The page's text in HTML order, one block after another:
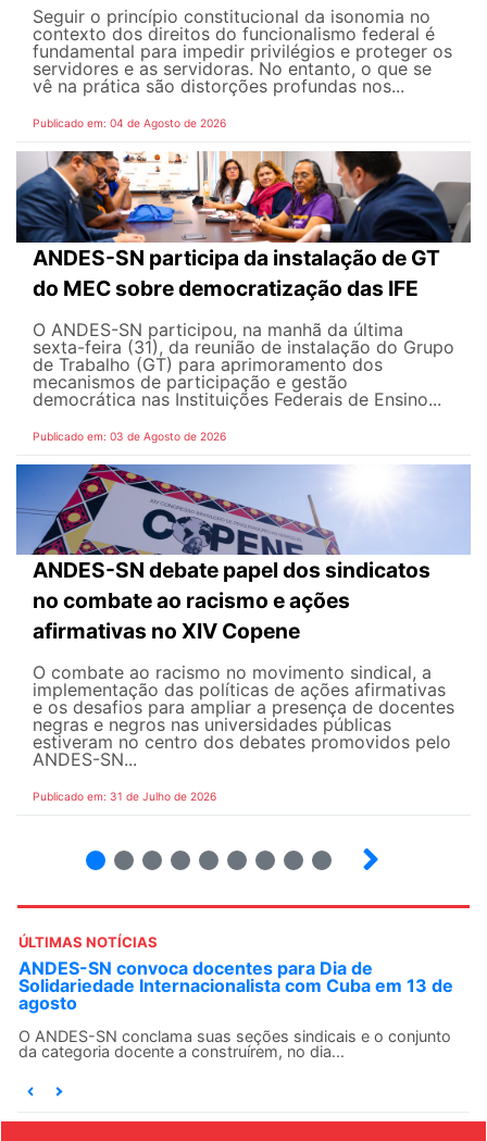
Seguir o princípio constitucional da isonomia no
contexto dos direitos do funcionalismo federal é
fundamental para impedir privilégios e proteger os
servidores e as servidoras. No entanto, o que se
vê na prática são distorções profundas nos...
Publicado em: 04 de Agosto de 2026
ANDES-SN participa da instalação de GT
do MEC sobre democratização das IFE
O ANDES-SN participou, na manhã da última
sexta-feira (31), da reunião de instalação do Grupo
de Trabalho (GT) para aprimoramento dos
mecanismos de participação e gestão
democrática nas Instituições Federais de Ensino...
Publicado em: 03 de Agosto de 2026
ANDES-SN debate papel dos sindicatos
no combate ao racismo e ações
afirmativas no XIV Copene
O combate ao racismo no movimento sindical, a
implementação das políticas de ações afirmativas
e os desafios para ampliar a presença de docentes
negras e negros nas universidades públicas
estiveram no centro dos debates promovidos pelo
ANDES-SN...
Publicado em: 31 de Julho de 2026
ÚLTIMAS NOTÍCIAS
ANDES-SN convoca docentes para Dia de
Solidariedade Internacionalista com Cuba em 13 de
agosto
O ANDES-SN conclama suas seções sindicais e o conjunto
da categoria docente a construírem, no dia...